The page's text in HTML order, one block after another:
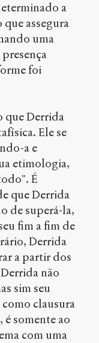
a
assegura
uma
foi
que Derrida
Ele se
a e
etimologia,
É
que Derrida
de superá-la,
fim a fim de
Derrida
a partir dos
não
sim seu
clausura
somente ao
com uma